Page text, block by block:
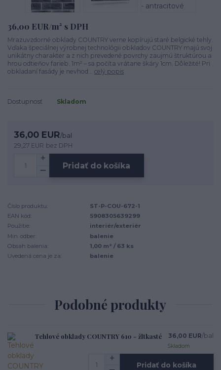
36,00 EUR/m² s DPH
Mrazuvzdorné obklady COUNTRY verne kopírujú staré belgické tehly.
Vďaka špeciálnej výrobnej technológii obkladov COUNTRY majú svoj
unikátny charakter a z nich prevedené povrchy zaujmú štruktúrou a
hrou odtieňov farieb. 1m² – sa počíta vrátane škáry 1cm. Dôležité! Pri
obkladaní fasády je nevhod... celý popis
Dostupnosť Skladom
36,00 EUR/bal
29,27 EUR bez DPH
Pridať do košíka
Číslo produktu:
ST-P-COU-672-1
EAN kód:
5908305639299
Použitie:
interiér/exteriér
Min. odber:
balenie
Obsah balenia:
1,00 m² / 63 ks
Uvedená cena je za:
balenie
Podobné produkty
Tehlové obklady COUNTRY 610 - žltkasté 36,00 EUR/bal
Skladom
Pridať do košíka